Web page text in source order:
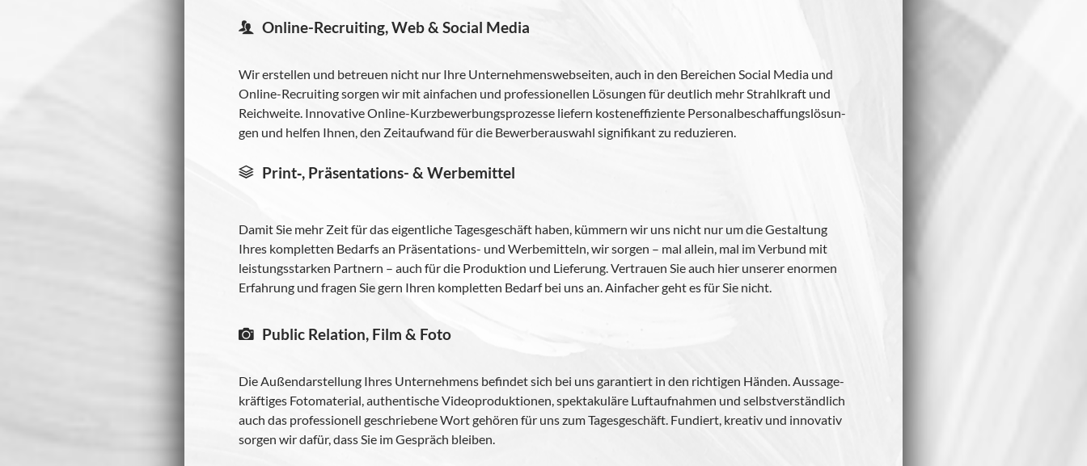
Online-Recruiting, Web & Social Media
Wir erstel­len und betreuen nicht nur Ihre Unter­neh­mens­web­sei­ten, auch in den Berei­chen Social Media und
Online-Recruiting sor­gen wir mit ain­fa­chen und pro­fes­sio­nel­len Lösun­gen für deut­lich mehr Strahl­kraft und
Reich­weite. Inno­va­tive Online-Kurzbewerbungsprozesse lie­fern kos­ten­ef­fi­zi­ente Per­so­nal­be­schaf­fungs­lö­sun­
gen und hel­fen Ihnen, den Zeit­auf­wand für die Bewer­ber­aus­wahl signi­fi­kant zu reduzieren.
Print‑, Präsentations- & Werbemittel
Damit Sie mehr Zeit für das eigent­li­che Tages­ge­schäft haben, küm­mern wir uns nicht nur um die Gestal­tung
Ihres kom­plet­ten Bedarfs an Präsentations- und Wer­be­mit­teln, wir sor­gen – mal allein, mal im Ver­bund mit
leis­tungs­star­ken Part­nern – auch für die Pro­duk­tion und Lie­fe­rung. Ver­trauen Sie auch hier unse­rer enor­men
Erfah­rung und fra­gen Sie gern Ihren kom­plet­ten Bedarf bei uns an. Ain­fa­cher geht es für Sie nicht.
Public Rela­tion, Film & Foto
Die Außen­dar­stel­lung Ihres Unter­neh­mens befin­det sich bei uns garan­tiert in den rich­ti­gen Hän­den. Aus­sa­ge­
kräf­ti­ges Foto­ma­te­rial, authen­ti­sche Video­pro­duk­tio­nen, spek­ta­ku­läre Luft­auf­nah­men und selbst­ver­ständ­lich
auch das pro­fes­sio­nell geschrie­bene Wort gehö­ren für uns zum Tages­ge­schäft. Fun­diert, krea­tiv und inno­va­tiv
sor­gen wir dafür, dass Sie im Gespräch blei­ben.